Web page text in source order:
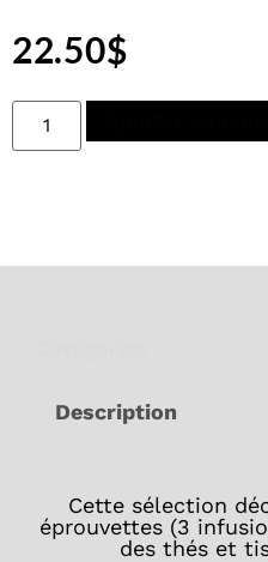
22.50$
Description
Cette sélection
éprouvettes (3
des thés et